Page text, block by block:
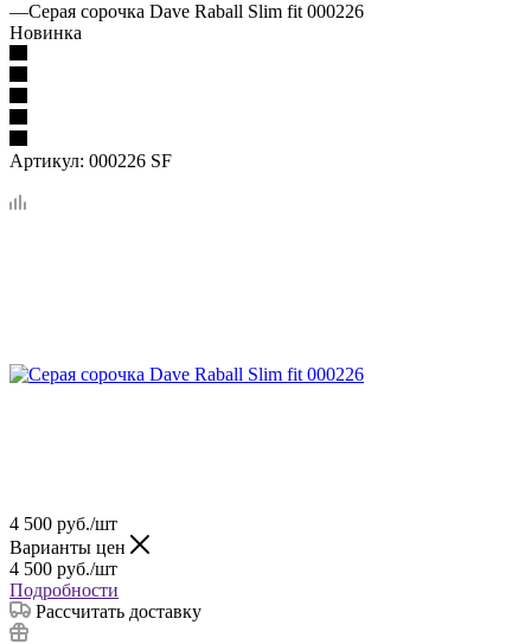
—Серая сорочка Dave Raball Slim fit 000226
Новинка
Артикул: 000226 SF
4 500 руб./шт
Варианты цен
4 500 руб./шт
Подробности
Рассчитать доставку